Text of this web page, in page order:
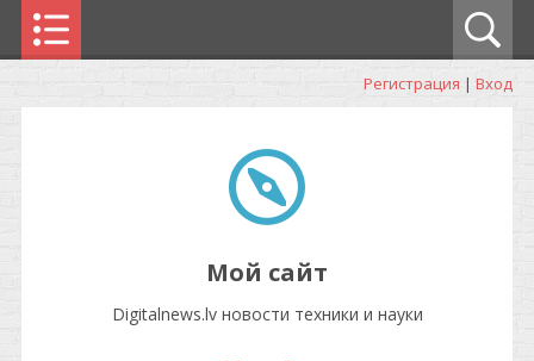
Регистрация | Вход
Мой сайт
Digitalnews.lv новости техники и науки